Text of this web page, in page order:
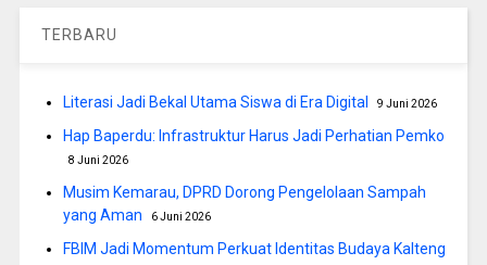
TERBARU
Literasi Jadi Bekal Utama Siswa di Era Digital 9 Juni 2026
Hap Baperdu: Infrastruktur Harus Jadi Perhatian Pemko
8 Juni 2026
Musim Kemarau, DPRD Dorong Pengelolaan Sampah
yang Aman
6 Juni 2026
FBIM Jadi Momentum Perkuat Identitas Budaya Kalteng